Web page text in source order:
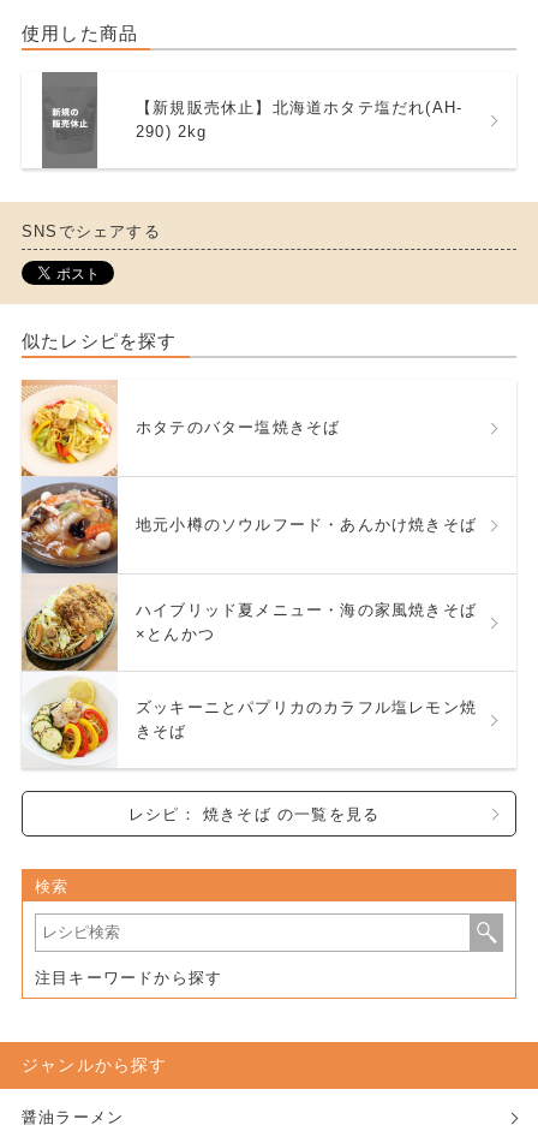
使用した商品
【新規販売休止】北海道ホタテ塩だれ(AH-
290) 2kg
SNSでシェアする
似たレシピを探す
ホタテのバター塩焼きそば
地元小樽のソウルフード・あんかけ焼きそば
ハイブリッド夏メニュー・海の家風焼きそば
×とんかつ
ズッキーニとパプリカのカラフル塩レモン焼
きそば
レシピ： 焼きそば の一覧を見る
検索
注目キーワードから探す
ジャンルから探す
醤油ラーメン